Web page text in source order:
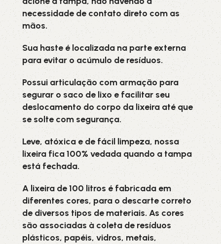
necessidade de contato direto com as
mãos.
Sua haste é localizada na parte externa
para evitar o acúmulo de resíduos.
Possui articulação com armação para
segurar o saco de lixo e facilitar seu
deslocamento do corpo da lixeira até que
se solte com segurança.
Leve, atóxica e de fácil limpeza, nossa
lixeira fica 100% vedada quando a tampa
está fechada.
A lixeira de 100 litros é fabricada em
diferentes cores, para o descarte correto
de diversos tipos de materiais. As cores
são associadas à coleta de resíduos
plásticos, papéis, vidros, metais,